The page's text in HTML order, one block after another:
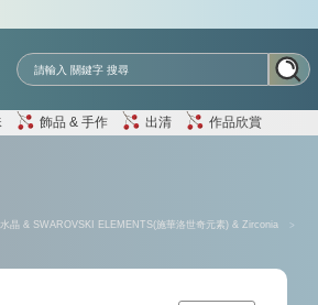
飾品 & 手作 出清 作品欣賞
晶 & SWAROVSKI ELEMENTS(施華洛世奇元素) & Zirconia
>